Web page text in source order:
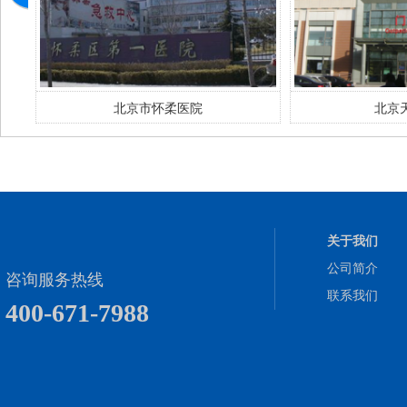
北京市怀柔医院 北京
咨询服务热线
400-671-7988
关于我们
公司简介
联系我们